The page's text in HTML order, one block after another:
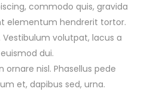
commodo quis, gravida
elementum hendrerit tortor.
volutpat, lacus a
dui.
ornare nisl. Phasellus pede
et, dapibus sed, urna.